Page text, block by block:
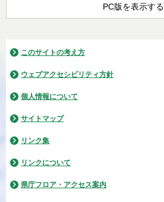
PC版を表示する
このサイトの考え方
ウェブアクセシビリティ方針
個人情報について
サイトマップ
リンク集
リンクについて
県庁フロア・アクセス案内